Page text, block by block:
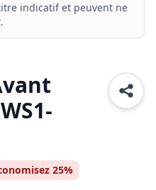
indicatif et peuvent ne
25%